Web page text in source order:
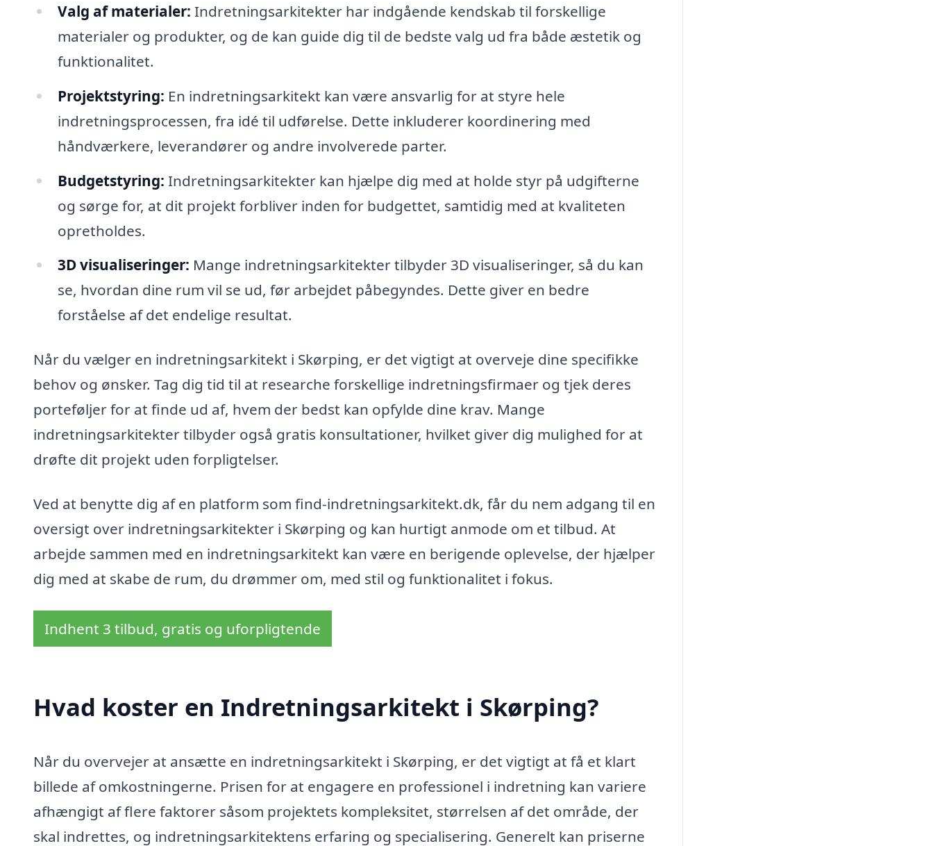
Valg af materialer: Indretningsarkitekter har indgående kendskab til forskellige
materialer og produkter, og de kan guide dig til de bedste valg ud fra både æstetik og
funktionalitet.
Projektstyring: En indretningsarkitekt kan være ansvarlig for at styre hele
indretningsprocessen, fra idé til udførelse. Dette inkluderer koordinering med
håndværkere, leverandører og andre involverede parter.
Budgetstyring: Indretningsarkitekter kan hjælpe dig med at holde styr på udgifterne
og sørge for, at dit projekt forbliver inden for budgettet, samtidig med at kvaliteten
opretholdes.
3D visualiseringer: Mange indretningsarkitekter tilbyder 3D visualiseringer, så du kan
se, hvordan dine rum vil se ud, før arbejdet påbegyndes. Dette giver en bedre
forståelse af det endelige resultat.
Når du vælger en indretningsarkitekt i Skørping, er det vigtigt at overveje dine specifikke
behov og ønsker. Tag dig tid til at researche forskellige indretningsfirmaer og tjek deres
porteføljer for at finde ud af, hvem der bedst kan opfylde dine krav. Mange
indretningsarkitekter tilbyder også gratis konsultationer, hvilket giver dig mulighed for at
drøfte dit projekt uden forpligtelser.
Ved at benytte dig af en platform som find-indretningsarkitekt.dk, får du nem adgang til en
oversigt over indretningsarkitekter i Skørping og kan hurtigt anmode om et tilbud. At
arbejde sammen med en indretningsarkitekt kan være en berigende oplevelse, der hjælper
dig med at skabe de rum, du drømmer om, med stil og funktionalitet i fokus.
Indhent 3 tilbud, gratis og uforpligtende
Hvad koster en Indretningsarkitekt i Skørping?
Når du overvejer at ansætte en indretningsarkitekt i Skørping, er det vigtigt at få et klart
billede af omkostningerne. Prisen for at engagere en professionel i indretning kan variere
afhængigt af flere faktorer såsom projektets kompleksitet, størrelsen af det område, der
skal indrettes, og indretningsarkitektens erfaring og specialisering. Generelt kan priserne